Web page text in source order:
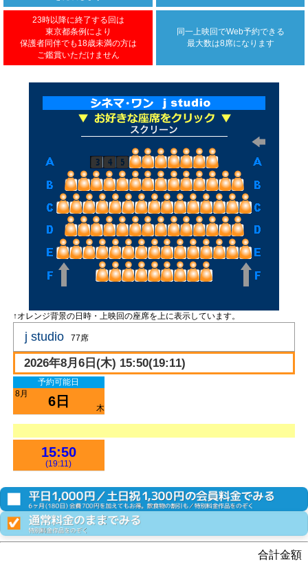
23時以降に終了する回は
東京都条例により
保護者同伴でも18歳未満の方は
ご鑑賞いただけません
同一上映回でWeb予約できる
最大数は8席になります
↑オレンジ背景の日時・上映回の座席を上に表示しています。
j studio 77席
2026年8月6日(木) 15:50(19:11)
予約可能日
8月
6日 木
15:50
(19:11)
合計金額